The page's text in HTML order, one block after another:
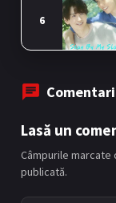
6
7
Lasă un
Câmpurile marcate
publicată.